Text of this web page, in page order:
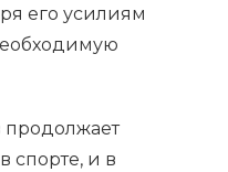
его усилиям
продолжает
спорте, и в